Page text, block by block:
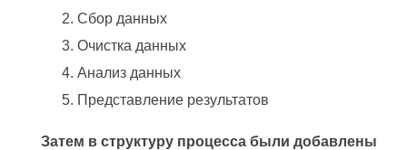
Сбор данных
Очистка данных
Анализ данных
Представление результатов
Затем в структуру процесса были добавлены